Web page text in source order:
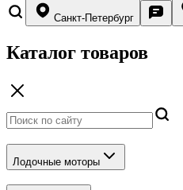
Санкт-Петербург
Каталог товаров
Лодочные моторы